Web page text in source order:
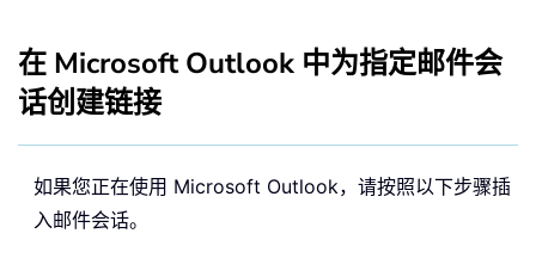
在 Microsoft Outlook 中为指定邮件会
话创建链接
如果您正在使用 Microsoft Outlook，请按照以下步骤插
入邮件会话。